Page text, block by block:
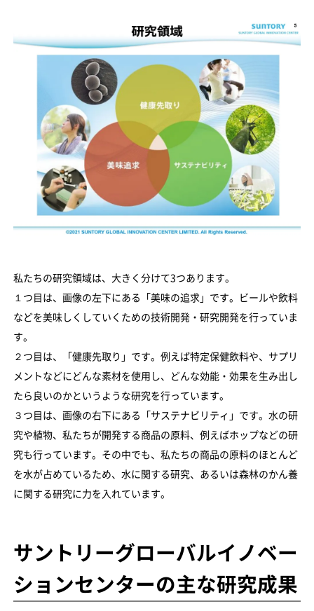
私たちの研究領域は、大きく分けて3つあります。
１つ目は、画像の左下にある「美味の追求」です。ビールや飲料
などを美味しくしていくための技術開発・研究開発を行っていま
す。
２つ目は、「健康先取り」です。例えば特定保健飲料や、サプリ
メントなどにどんな素材を使用し、どんな効能・効果を生み出し
たら良いのかというような研究を行っています。
３つ目は、画像の右下にある「サステナビリティ」です。水の研
究や植物、私たちが開発する商品の原料、例えばホップなどの研
究も行っています。その中でも、私たちの商品の原料のほとんど
を水が占めているため、水に関する研究、あるいは森林のかん養​​
に関する研究に力を入れています。
サントリーグローバルイノベー
ションセンターの主な研究成果